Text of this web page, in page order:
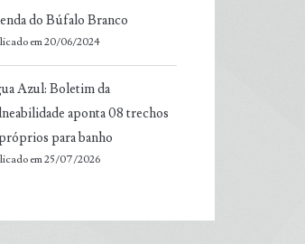
do Búfalo Branco
em 20/06/2024
Azul: Boletim da
aponta 08 trechos
para banho
em 25/07/2026